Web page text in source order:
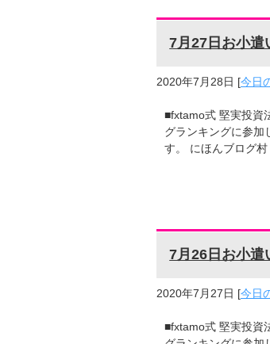
7月27日お小遣
2020年7月28日 [今日
■fxtamo式 堅実投資
グランキングに参加
す。 にほんブログ村
7月26日お小遣
2020年7月27日 [今日
■fxtamo式 堅実投資